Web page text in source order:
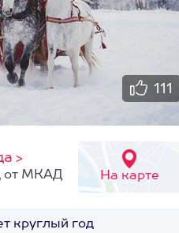
111
>
На карте
от МКАД
круглый год